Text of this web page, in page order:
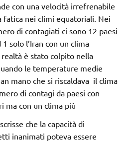
con una velocità irrefrenabile
nei climi equatoriali. Nei
di contagiati ci sono 12 paesi
solo l’Iran con un clima
è stato colpito nella
le temperature medie
mano che si riscaldava il clima
di contagi da paesi con
ma con un clima più
che la capacità di
inanimati poteva essere